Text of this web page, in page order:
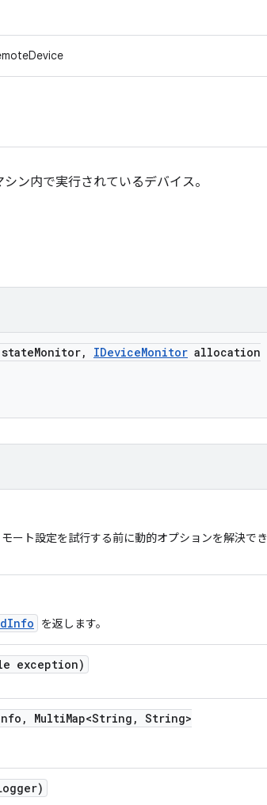
ン内で実行されているデバイス。
Monitor, IDeviceMonitor allocation
ート設定を試行する前に動的オプションを解決でき
を返します。
exception)
, MultiMap<String , String>